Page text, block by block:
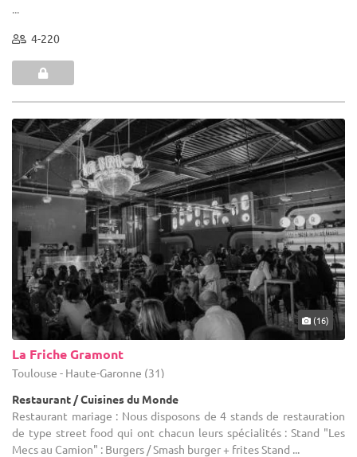
...
4-220
(16)
La Friche Gramont
Toulouse - Haute-Garonne (31)
Restaurant / Cuisines du Monde
Restaurant mariage : Nous disposons de 4 stands de restauration
de type street food qui ont chacun leurs spécialités : Stand "Les
Mecs au Camion" : Burgers / Smash burger + frites Stand ...